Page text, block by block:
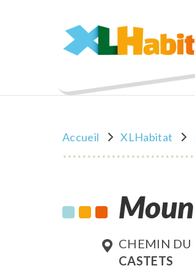
Accueil XLHabitat
CHEMIN
CASTETS